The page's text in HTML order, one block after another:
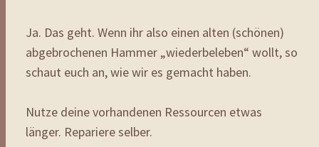
Ja. Das geht. Wenn ihr also einen alten (schönen)
abgebrochenen Hammer „wiederbeleben“ wollt, so
schaut euch an, wie wir es gemacht haben.
Nutze deine vorhandenen Ressourcen etwas
länger. Repariere selber.